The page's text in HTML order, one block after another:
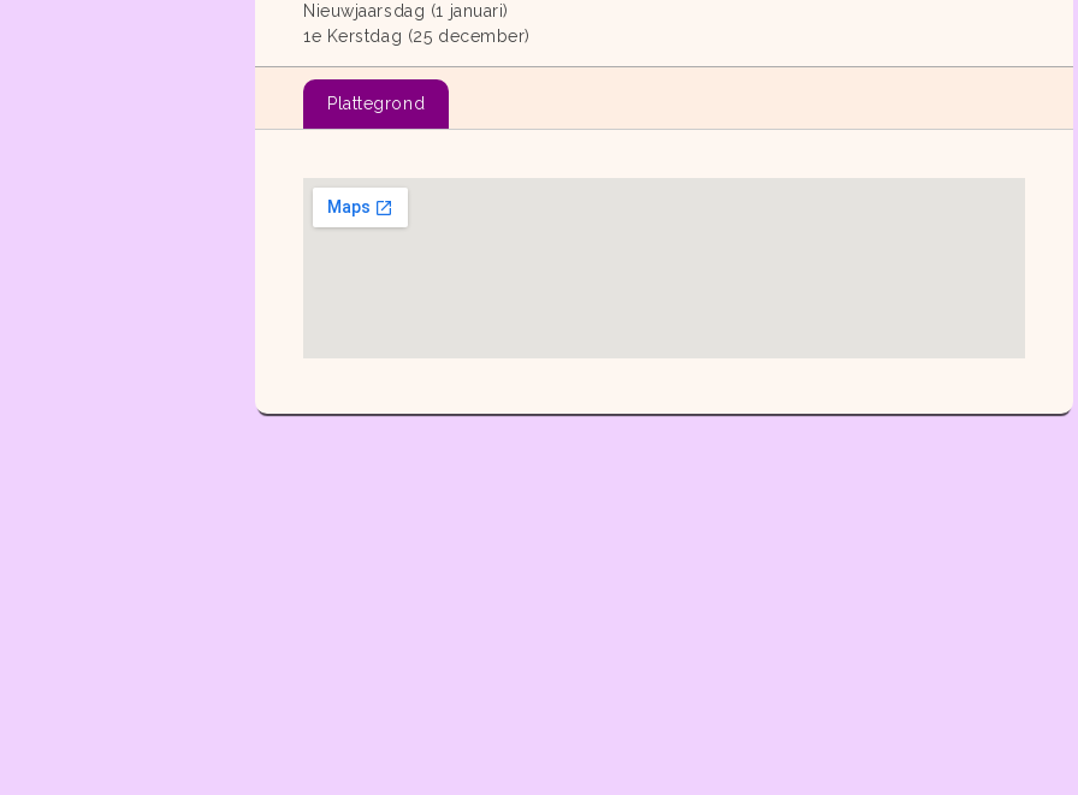
Nieuwjaarsdag (1 januari)
1e Kerstdag (25 december)
Plattegrond